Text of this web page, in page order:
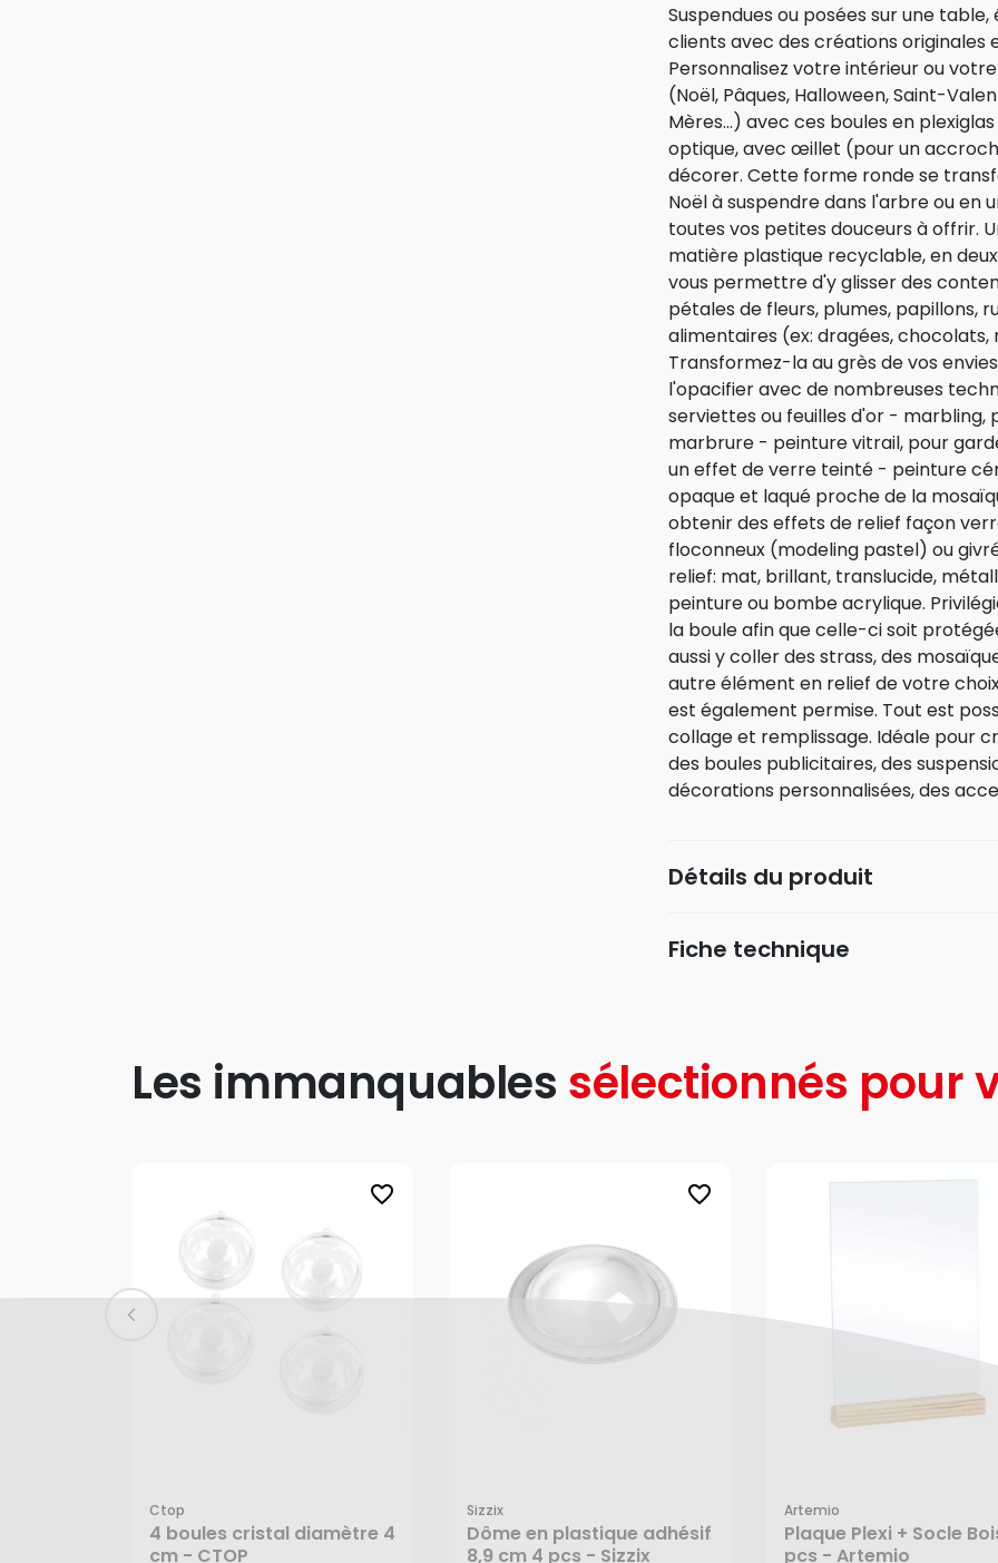
Suspendues ou posées sur une
clients avec des créations originales
Personnalisez votre intérieur ou
(Noël, Pâques, Halloween, Saint-
Mères...) avec ces boules en
optique, avec œillet (pour un
décorer. Cette forme ronde se
Noël à suspendre dans l'arbre ou en
toutes vos petites douceurs à offrir.
matière plastique recyclable, en
vous permettre d'y glisser des
pétales de fleurs, plumes, papillons,
alimentaires (ex: dragées, chocolats,
Transformez-la au grès de vos
l'opacifier avec de nombreuses
serviettes ou feuilles d'or - marbling,
marbrure - peinture vitrail, pour
un effet de verre teinté - peinture
opaque et laqué proche de la
obtenir des effets de relief façon
floconneux (modeling pastel) ou
relief: mat, brillant, translucide,
peinture ou bombe acrylique.
la boule afin que celle-ci soit
aussi y coller des strass, des
autre élément en relief de votre
est également permise. Tout est
collage et remplissage. Idéale pour
des boules publicitaires, des
décorations personnalisées, des
Détails du produit
Fiche technique
Les immanquables sélectionnés pour
favorite_border
Ctop
4 boules cristal diamètre 4
cm - CTOP
4,20 €
favorite_border
Sizzix
Dôme en plastique adhésif
8,9 cm 4 pcs - Sizzix
11,00 €
Artemio
Plaque Plexi + Socle
pcs - Artemio
10,99 €